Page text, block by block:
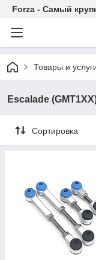
Forza - Самый
Товары и
Escalade
Сортировка